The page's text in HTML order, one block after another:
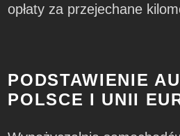
opłaty za przejechane
PODSTAWIENIE
POLSCE I UNII